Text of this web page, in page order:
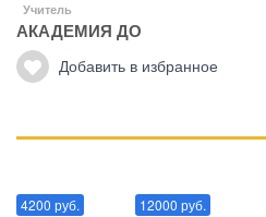
Учитель
АКАДЕМИЯ ДО
Добавить в избранное
4200 руб. 12000 руб.